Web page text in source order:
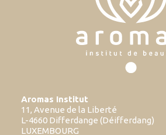
Aromas Institut
11, Avenue de la Liberté
L-4660 Differdange (Déifferdang)
LUXEMBOURG